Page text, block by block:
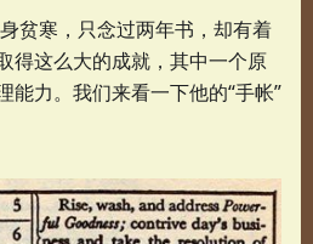
贫寒，只念过两年书，却有着
得这么大的成就，其中一个原
能力。我们来看一下他的“手帐”